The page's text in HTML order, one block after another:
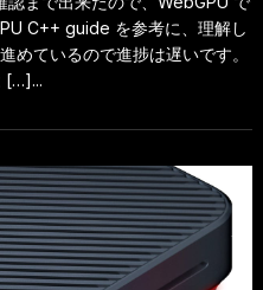
C++ guide を参考に、理解し
めているので進捗は遅いです。
[…]...